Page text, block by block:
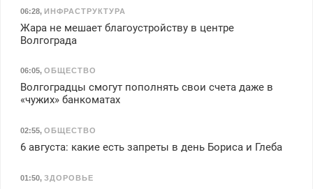
06:28, ИНФРАСТРУКТУРА
Жара не мешает благоустройству в центре
Волгограда
06:05, ОБЩЕСТВО
Волгоградцы смогут пополнять свои счета даже в
«чужих» банкоматах
02:55, ОБЩЕСТВО
6 августа: какие есть запреты в день Бориса и Глеба
01:50, ЗДОРОВЬЕ